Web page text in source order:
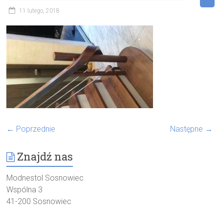
11 lutego, 2018
← Poprzednie Następne →
Znajdź nas
Modnestol Sosnowiec
Wspólna 3
41-200 Sosnowiec